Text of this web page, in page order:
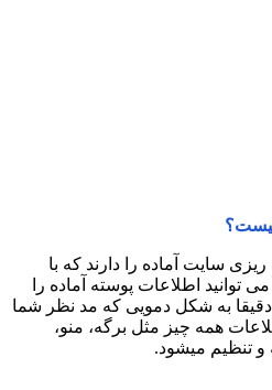
سایت آماده را دارند که با
اطلاعات پوسته آماده را
به شکل دمویی که مد نظر شما
همه چیز مثل برگه، منو،
و تنظیم میشود.